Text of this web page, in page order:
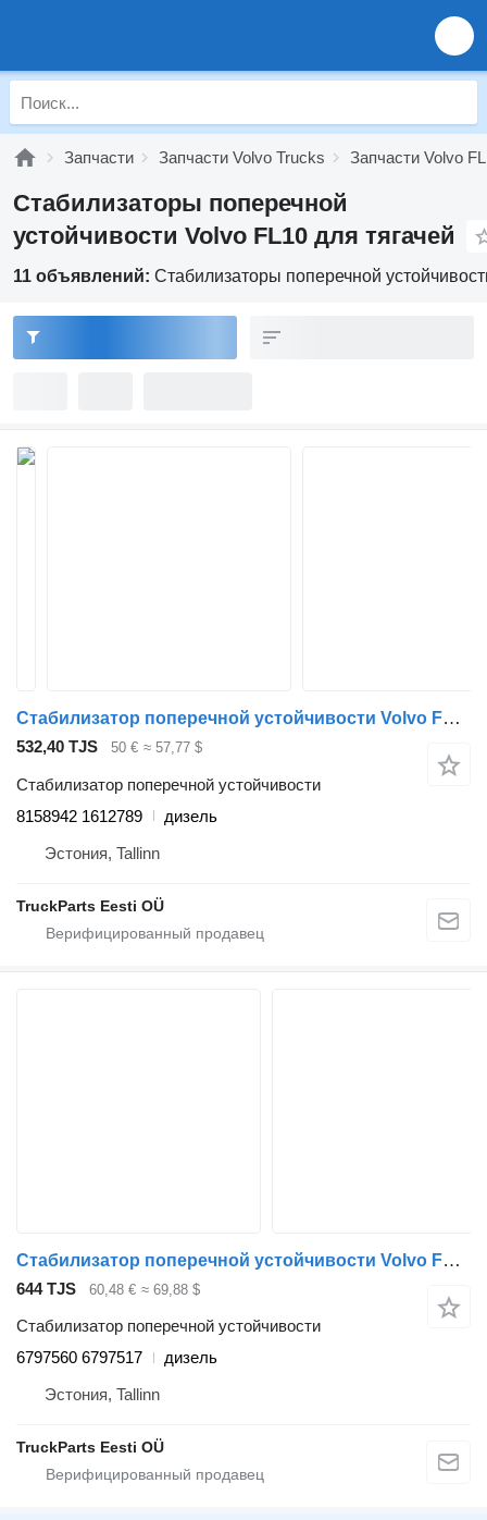
Запчасти Запчасти Volvo Trucks Запчасти Volvo FL
Стабилизаторы поперечной
устойчивости Volvo FL10 для тягачей
11 объявлений: Стабилизаторы поперечной
Стабилизатор поперечной устойчивости Volvo FL7 (01.85-12.98) 8158942 1612789 для тягача Volvo FL, FL6, FL7, FL10, FL12, FS718 (1985-2005)
532,40 TJS 50 € ≈ 57,77 $
Стабилизатор поперечной устойчивости
8158942 1612789
дизель
Эстония, Tallinn
TruckParts Eesti OÜ
Стабилизатор поперечной устойчивости Volvo FL (01.00-) 6797560 6797517 для тягача Volvo FL, FL6, FL7, FL10, FL12, FS718 (1985-2005)
644 TJS 60,48 € ≈ 69,88 $
Стабилизатор поперечной устойчивости
6797560 6797517
дизель
Эстония, Tallinn
TruckParts Eesti OÜ